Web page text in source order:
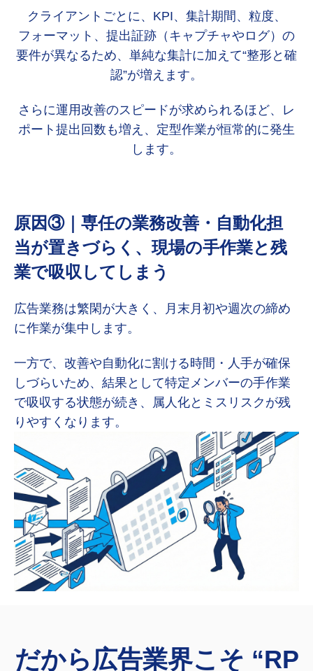
クライアントごとに、KPI、集計期間、粒度、
フォーマット、提出証跡（キャプチャやログ）の
要件が異なるため、単純な集計に加えて“整形と確
認”が増えます。
さらに運用改善のスピードが求められるほど、レ
ポート提出回数も増え、定型作業が恒常的に発生
します。
原因③｜専任の業務改善・自動化担
当が置きづらく、現場の手作業と残
業で吸収してしまう
広告業務は繁閑が大きく、月末月初や週次の締め
に作業が集中します。
一方で、改善や自動化に割ける時間・人手が確保
しづらいため、結果として特定メンバーの手作業
で吸収する状態が続き、属人化とミスリスクが残
りやすくなります。
だから広告業界こそ “RP